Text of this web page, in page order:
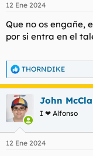
e
:
12 Ene 2024
Que no os engañe,
por si entra en el
R
e
a
c
c
e
THORNDIKE
John
I ❤ Alfonso
12 Ene 2024